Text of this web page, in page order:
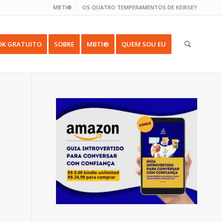
MBTI® OS QUATRO TEMPERAMENTOS DE KEIRSEY
GRATUITO SOBRE MBTI® QUEM SOU EU